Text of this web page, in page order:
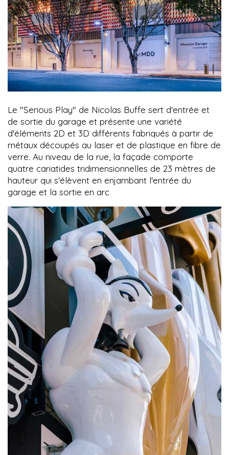
Le "Serious Play" de Nicolas Buffe sert d'entrée et
de sortie du garage et présente une variété
d'éléments 2D et 3D différents fabriqués à partir de
métaux découpés au laser et de plastique en fibre de
verre. Au niveau de la rue, la façade comporte
quatre cariatides tridimensionnelles de 23 mètres de
hauteur qui s'élèvent en enjambant l'entrée du
garage et la sortie en arc